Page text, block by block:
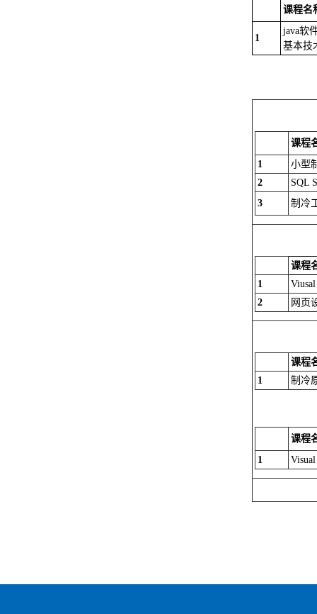
课程名
1
java软
基本技
课程
1
小型
2
SQL
3
制冷
课程
1
2
网页
课程
1
制冷
课程
1